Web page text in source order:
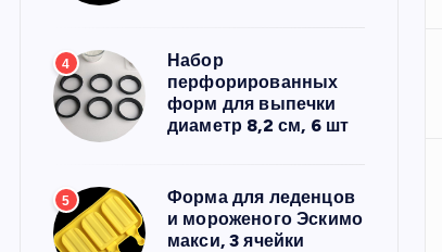
4
Набор
перфорированных
форм для выпечки
диаметр 8,2 см, 6 шт
5
Форма для леденцов
и мороженого Эскимо
макси, 3 ячейки